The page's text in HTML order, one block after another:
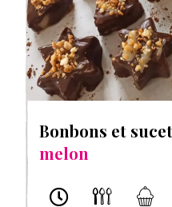
Bonbons et
melon